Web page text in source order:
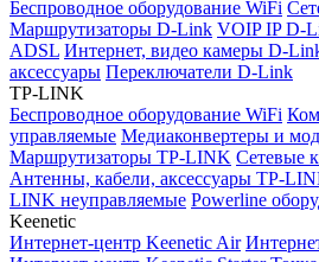
Беспроводное оборудование WiFi
Маршрутизаторы D-Link VOIP IP D-
ADSL Интернет, видео камеры D-
аксессуары Переключатели D-Link
TP-LINK
Беспроводное оборудование WiFi
управляемые Медиаконвертеры и
Маршрутизаторы TP-LINK Сетевые
Антенны, кабели, аксессуары TP-
LINK неуправляемые Powerline
Keenetic
Интернет-центр Keenetic Air